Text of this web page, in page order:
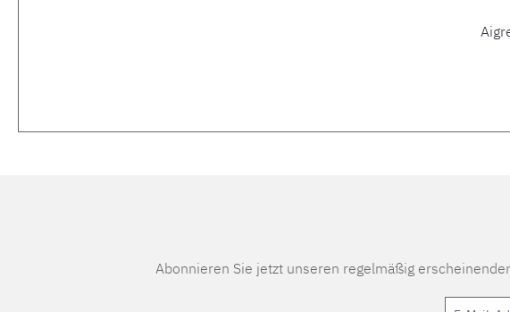
Abonnieren Sie jetzt unseren regelmäßig